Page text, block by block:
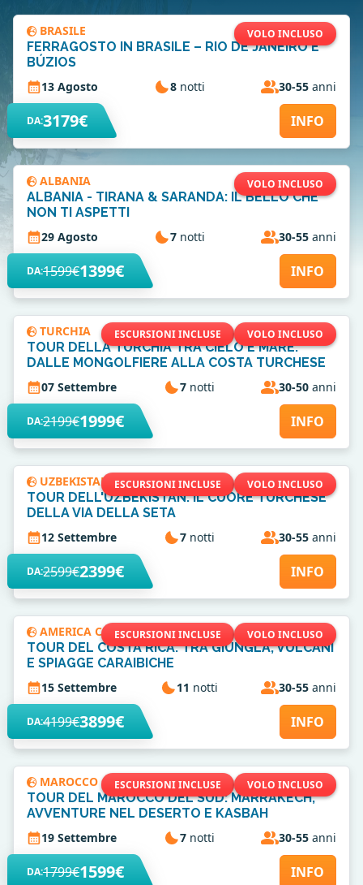
VOLO INCLUSO
BRASILE
FERRAGOSTO IN BRASILE – RIO DE JANEIRO E
BÚZIOS
13 Agosto
8 notti 30-55 anni
DA:3179€ INFO
VOLO INCLUSO
ALBANIA
ALBANIA - TIRANA & SARANDA: IL BELLO CHE
NON TI ASPETTI
29 Agosto
7 notti 30-55 anni
DA:1599€1399€ INFO
ESCURSIONI INCLUSE VOLO INCLUSO
TURCHIA
TOUR DELLA TURCHIA TRA CIELO E MARE:
DALLE MONGOLFIERE ALLA COSTA TURCHESE
07 Settembre
7notti 30-50 anni
DA:2199€1999€ INFO
ESCURSIONI INCLUSE VOLO INCLUSO
UZBEKISTAN
TOUR DELL'UZBEKISTAN: IL CUORE TURCHESE
DELLA VIA DELLA SETA
12 Settembre
7notti 30-55 anni
DA:2599€2399€ INFO
ESCURSIONI INCLUSE VOLO INCLUSO
AMERICA CENTRALE
TOUR DEL COSTA RICA: TRA GIUNGLA, VULCANI
E SPIAGGE CARAIBICHE
15 Settembre
11 notti 30-55 anni
DA:4199€3899€ INFO
ESCURSIONI INCLUSE VOLO INCLUSO
MAROCCO
TOUR DEL MAROCCO DEL SUD: MARRAKECH,
AVVENTURE NEL DESERTO E KASBAH
19 Settembre
7notti 30-55 anni
DA:1799€1599€ INFO